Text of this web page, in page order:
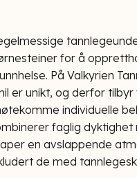
for å
På Valkyrien
er unikt, og derfor
individuelle
faglig
en avslappende
de med